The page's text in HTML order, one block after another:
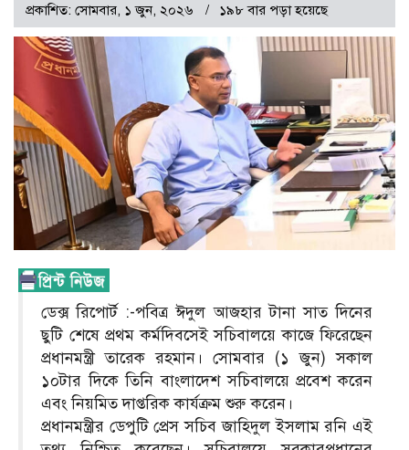
প্রকাশিত: সোমবার, ১ জুন, ২০২৬ ১৯৮ বার পড়া হয়েছে
ডেক্স রিপোর্ট :-পবিত্র ঈদুল আজহার টানা সাত দিনের
ছুটি শেষে প্রথম কর্মদিবসেই সচিবালয়ে কাজে ফিরেছেন
প্রধানমন্ত্রী তারেক রহমান। সোমবার (১ জুন) সকাল
১০টার দিকে তিনি বাংলাদেশ সচিবালয়ে প্রবেশ করেন
এবং নিয়মিত দাপ্তরিক কার্যক্রম শুরু করেন।
প্রধানমন্ত্রীর ডেপুটি প্রেস সচিব জাহিদুল ইসলাম রনি এই